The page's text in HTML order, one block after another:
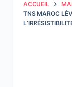
ACCUEIL
TNS MAROC